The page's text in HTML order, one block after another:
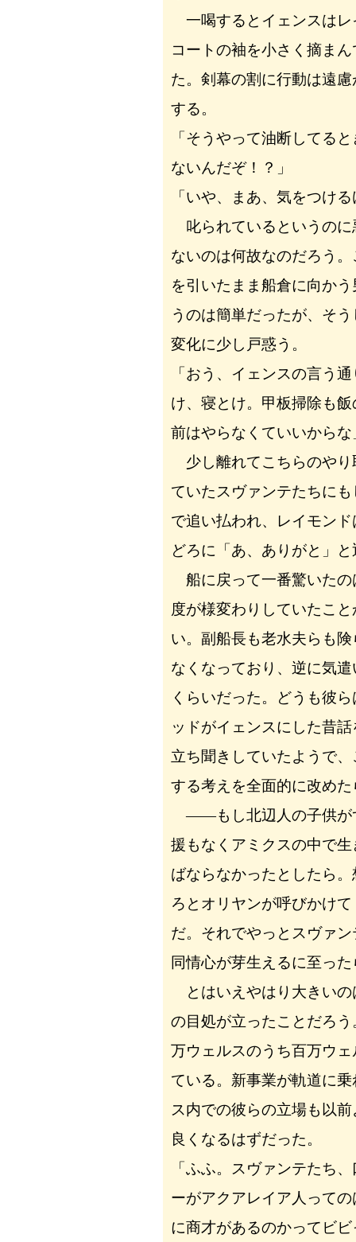
一喝するとイェンスはレ
コートの袖を小さく摘ま
た。剣幕の割に行動は遠
する。
「そうやって油断してる
ないんだぞ！？」
「いや、まあ、気をつけ
叱られているというのに
ないのは何故なのだろう
を引いたまま船倉に向か
うのは簡単だったが、そ
変化に少し戸惑う。
「おう、イェンスの言う
け、寝とけ。甲板掃除も
前はやらなくていいからな
少し離れてこちらのやり
ていたスヴァンテたちに
で追い払われ、レイモン
どろに「あ、ありがと」
船に戻って一番驚いたの
度が様変わりしていたこ
い。副船長も老水夫らも
なくなっており、逆に気
くらいだった。どうも彼
ッドがイェンスにした昔
立ち聞きしていたようで
する考えを全面的に改め
――もし北辺人の子供が
援もなくアミクスの中で
ばならなかったとしたら
ろとオリヤンが呼びかけ
だ。それでやっとスヴァ
同情心が芽生えるに至っ
とはいえやはり大きいの
の目処が立ったことだろ
万ウェルスのうち百万ウ
ている。新事業が軌道に
ス内での彼らの立場も以
良くなるはずだった。
「ふふ。スヴァンテたち
ーがアクアレイア人って
に商才があるのかってビ